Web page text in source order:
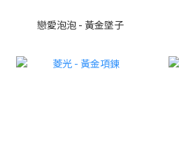
戀愛泡泡 - 黃金墜子